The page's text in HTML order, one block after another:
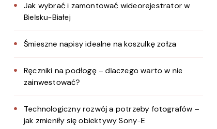
Jak wybrać i zamontować wideorejestrator w
Bielsku-Białej
Śmieszne napisy idealne na koszulkę zołza
Ręczniki na podłogę – dlaczego warto w nie
zainwestować?
Technologiczny rozwój a potrzeby fotografów –
jak zmieniły się obiektywy Sony-E